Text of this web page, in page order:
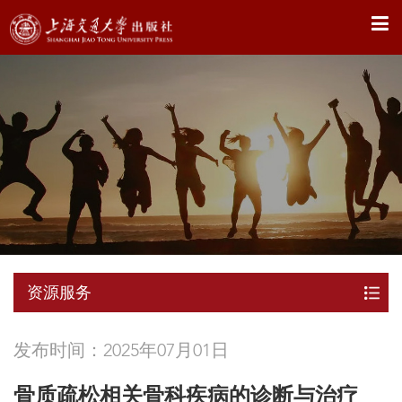
X
资源服务
发布时间：2025年07月01日
骨质疏松相关骨科疾病的诊断与治疗